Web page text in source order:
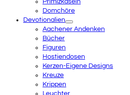
Primizkaseln
Domchöre
Devotionalien
Aachener Andenken
Bücher
Figuren
Hostiendosen
Kerzen-Eigene Designs
Kreuze
Krippen
Leuchter